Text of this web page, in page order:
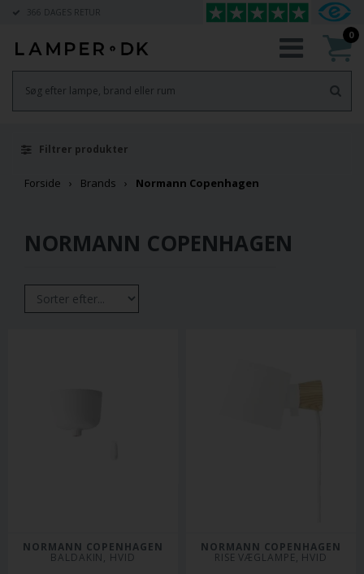
366 DAGES RETUR
0
Filtrer produkter
Forside Brands Normann Copenhagen
NORMANN COPENHAGEN
NORMANN COPENHAGEN
BALDAKIN, HVID
NORMANN COPENHAGEN
RISE VÆGLAMPE, HVID